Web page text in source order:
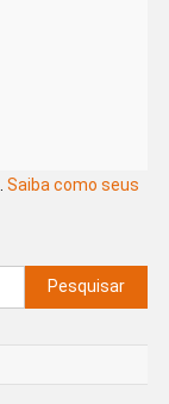
Saiba como seus
Pesquisar
por: